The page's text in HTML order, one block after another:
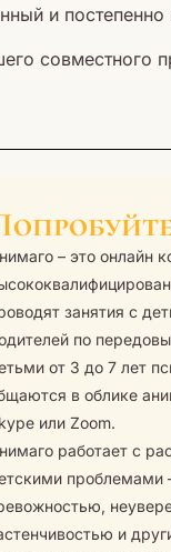
и постепенно
совместного
– это онлайн
занятия с
по
от 3 до 7 лет
в облике
или Zoom.
работает с
проблемами
и